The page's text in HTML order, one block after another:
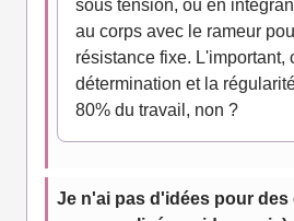
sous tension, ou en
au corps avec le rameur
résistance fixe. L'important,
détermination et la
80% du travail, non ?
Je n'ai pas d'idées pour des